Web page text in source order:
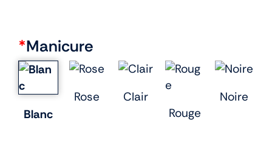
*Manicure
Blanc
Rose
Clair
Rouge
Noire